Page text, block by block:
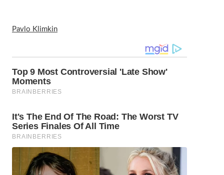
Pavlo Klimkin